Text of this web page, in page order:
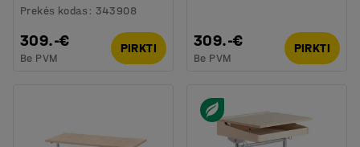
Prekės kodas : 343908
309.-€
Be PVM
PIRKTI 309.-€
Be PVM
PIRKTI